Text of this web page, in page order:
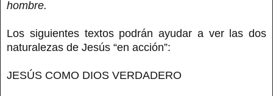
hombre.
Los siguientes textos podrán ayudar a ver las dos
naturalezas de Jesús “en acción”:
JESÚS COMO DIOS VERDADERO